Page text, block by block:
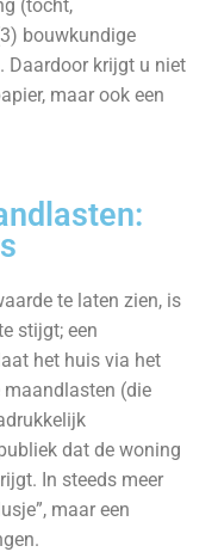
(tocht,
bouwkundige
Daardoor krijgt u niet
maar ook een
te laten zien, is
stijgt; een
het huis via het
maandlasten (die
dat de woning
In steeds meer
maar een